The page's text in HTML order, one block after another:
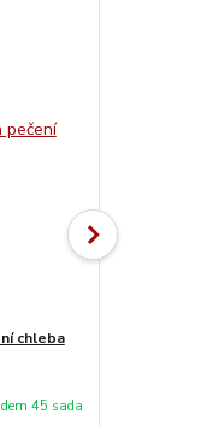
chleba
45 sada